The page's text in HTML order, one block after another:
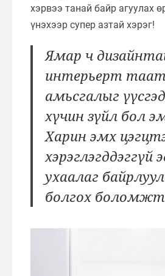
хэрвээ танай байр агуулах
үнэхээр супер азтай хэрэг!
Ямар ч
интерьерт
амьсгалыг
хүчин зүйл бол
Харин эмх
хэрэглэгддэггүй
ухаалаг
болгох